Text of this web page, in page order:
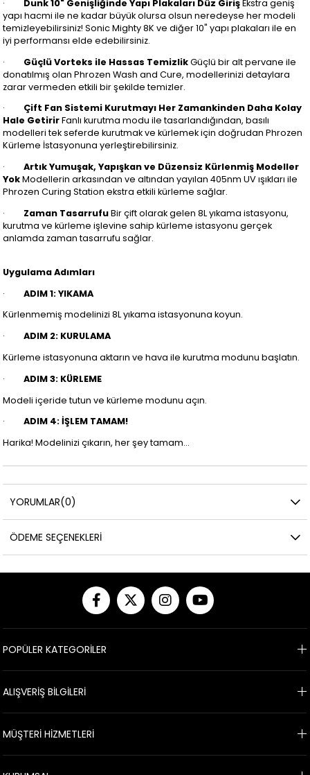
· Dunk 10" Genişliğinde Yapı Plakaları Düz GirişEkstra geniş
yapı hacmi ile ne kadar büyük olursa olsun neredeyse her modeli
temizleyebilirsiniz! Sonic Mighty 8K ve diğer 10" yapı plakaları ile en
iyi performansı elde edebilirsiniz.
· Güçlü Vorteks ile Hassas TemizlikGüçlü bir alt pervane ile
donatılmış olan Phrozen Wash and Cure, modellerinizi detaylara
zarar vermeden etkili bir şekilde temizler.
· Çift Fan Sistemi Kurutmayı Her Zamankinden Daha Kolay
Hale GetirirFanlı kurutma modu ile tasarlandığından, basılı
modelleri tek seferde kurutmak ve kürlemek için doğrudan Phrozen
Kürleme İstasyonuna yerleştirebilirsiniz.
·Artık Yumuşak, Yapışkan ve Düzensiz Kürlenmiş Modeller
YokModellerin arkasından ve altından yayılan 405nm UV ışıkları ile
Phrozen Curing Station ekstra etkili kürleme sağlar.
· Zaman TasarrufuBir çift olarak gelen 8L yıkama istasyonu,
kurutma ve kürleme işlevine sahip kürleme istasyonu gerçek
anlamda zaman tasarrufu sağlar.
Uygulama Adımları
·ADIM 1: YIKAMA
Kürlenmemiş modelinizi 8L yıkama istasyonuna koyun.
·ADIM 2: KURULAMA
Kürleme istasyonuna aktarın ve hava ile kurutma modunu başlatın.
·ADIM 3: KÜRLEME
Modeli içeride tutun ve kürleme modunu açın.
·ADIM 4: İŞLEM TAMAM!
Harika! Modelinizi çıkarın, her şey tamam…
YORUMLAR(0)
ÖDEME SEÇENEKLERI
POPÜLER KATEGORİLER
ALIŞVERİŞ BİLGİLERİ
MÜŞTERİ HİZMETLERİ